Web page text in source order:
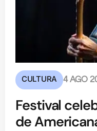
CULTURA 4 AGO
Festival
de